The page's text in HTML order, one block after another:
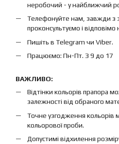
неробочий - у найближчий
Телефонуйте нам, завжди з
проконсультуємо і відповімо
Пишіть в Telegram чи Viber.
Працюємо: Пн-Пт. З 9 до 17
ВАЖЛИВО:
Відтінки кольорів прапора
залежності від обраного
Точне узгодження кольорів
кольорової проби.
Допустимі відхилення